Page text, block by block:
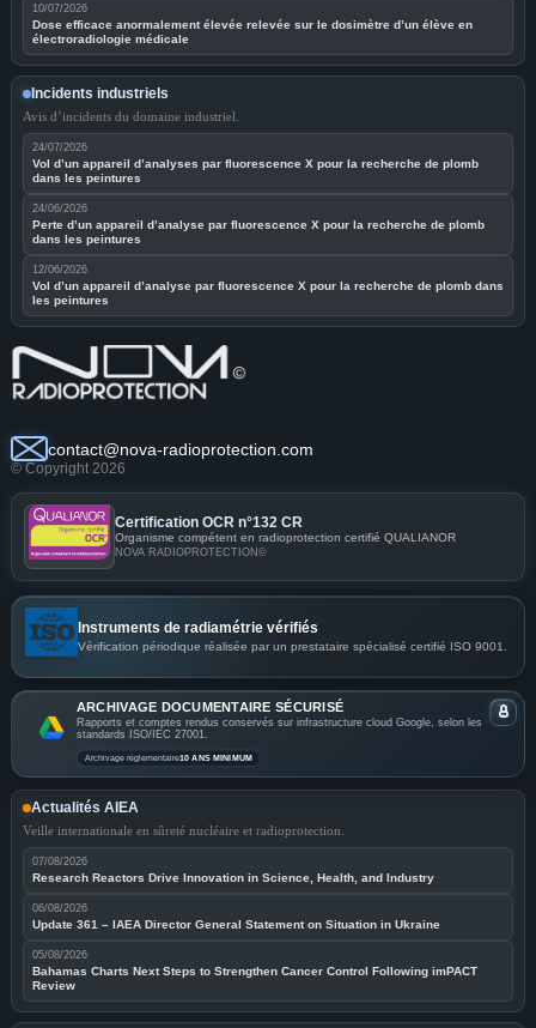
10/07/2026
Dose efficace anormalement élevée relevée sur le dosimètre d’un élève en
électroradiologie médicale
Incidents industriels
Avis d’incidents du domaine industriel.
24/07/2026
Vol d’un appareil d’analyses par fluorescence X pour la recherche de plomb
dans les peintures
24/06/2026
Perte d’un appareil d’analyse par fluorescence X pour la recherche de plomb
dans les peintures
12/06/2026
Vol d’un appareil d’analyse par fluorescence X pour la recherche de plomb dans
les peintures
contact@nova-radioprotection.com
© Copyright 2026
Certification OCR n°132 CR
Organisme compétent en radioprotection certifié QUALIANOR
NOVA RADIOPROTECTION©
Instruments de radiamétrie vérifiés
Vérification périodique réalisée par un prestataire spécialisé certifié ISO 9001.
ARCHIVAGE DOCUMENTAIRE SÉCURISÉ
Rapports et comptes rendus conservés sur infrastructure cloud Google, selon les
standards ISO/IEC 27001.
Archivage réglementaire10 ANS MINIMUM
Actualités AIEA
Veille internationale en sûreté nucléaire et radioprotection.
07/08/2026
Research Reactors Drive Innovation in Science, Health, and Industry
06/08/2026
Update 361 – IAEA Director General Statement on Situation in Ukraine
05/08/2026
Bahamas Charts Next Steps to Strengthen Cancer Control Following imPACT
Review